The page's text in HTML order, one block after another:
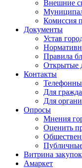
Внешние
Комиссия
Документы
Устав
Правила
Открытые
Контакты
Для
Для
Опросы
Мнения
Оценить
Витрина закупок
Амаркет